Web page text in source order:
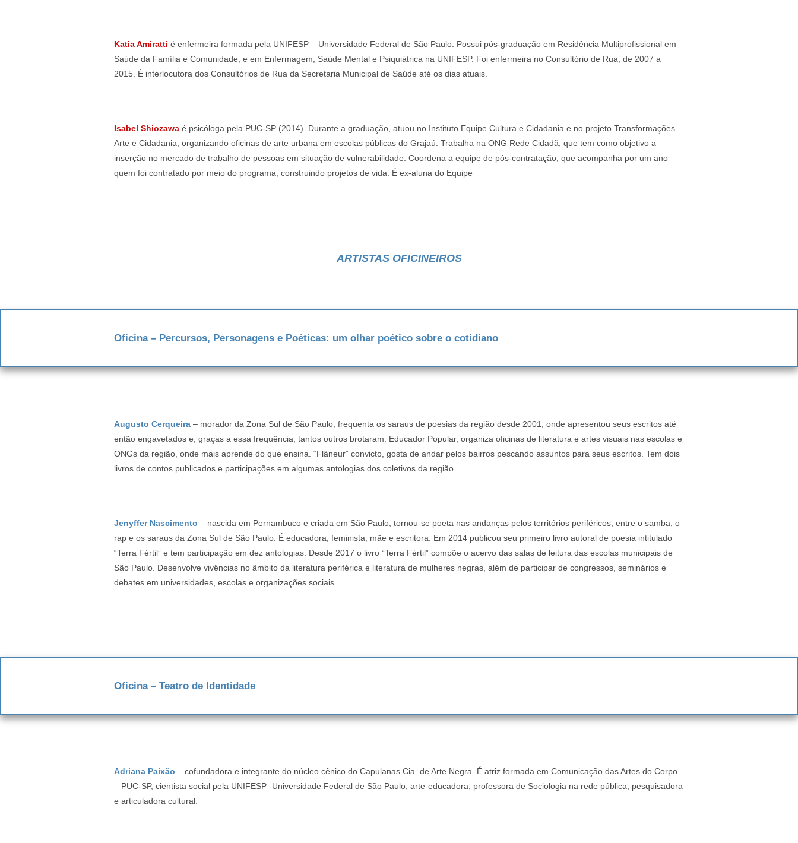
Katia Amiratti é enfermeira formada pela UNIFESP – Universidade Federal de São Paulo. Possui pós-graduação em Residência Multiprofissional em
Saúde da Família e Comunidade, e em Enfermagem, Saúde Mental e Psiquiátrica na UNIFESP. Foi enfermeira no Consultório de Rua, de 2007 a
2015. É interlocutora dos Consultórios de Rua da Secretaria Municipal de Saúde até os dias atuais.
Isabel Shiozawa é psicóloga pela PUC-SP (2014). Durante a graduação, atuou no Instituto Equipe Cultura e Cidadania e no projeto Transformações
Arte e Cidadania, organizando oficinas de arte urbana em escolas públicas do Grajaú. Trabalha na ONG Rede Cidadã, que tem como objetivo a
inserção no mercado de trabalho de pessoas em situação de vulnerabilidade. Coordena a equipe de pós-contratação, que acompanha por um ano
quem foi contratado por meio do programa, construindo projetos de vida. É ex-aluna do Equipe
ARTISTAS OFICINEIROS
Oficina – Percursos, Personagens e Poéticas: um olhar poético sobre o cotidiano
Augusto Cerqueira – morador da Zona Sul de São Paulo, frequenta os saraus de poesias da região desde 2001, onde apresentou seus escritos até
então engavetados e, graças a essa frequência, tantos outros brotaram. Educador Popular, organiza oficinas de literatura e artes visuais nas escolas e
ONGs da região, onde mais aprende do que ensina. “Flâneur” convicto, gosta de andar pelos bairros pescando assuntos para seus escritos. Tem dois
livros de contos publicados e participações em algumas antologias dos coletivos da região.
Jenyffer Nascimento – nascida em Pernambuco e criada em São Paulo, tornou-se poeta nas andanças pelos territórios periféricos, entre o samba, o
rap e os saraus da Zona Sul de São Paulo. É educadora, feminista, mãe e escritora. Em 2014 publicou seu primeiro livro autoral de poesia intitulado
“Terra Fértil” e tem participação em dez antologias. Desde 2017 o livro “Terra Fértil” compõe o acervo das salas de leitura das escolas municipais de
São Paulo. Desenvolve vivências no âmbito da literatura periférica e literatura de mulheres negras, além de participar de congressos, seminários e
debates em universidades, escolas e organizações sociais.
Oficina – Teatro de Identidade
Adriana Paixão – cofundadora e integrante do núcleo cênico do Capulanas Cia. de Arte Negra. É atriz formada em Comunicação das Artes do Corpo
– PUC-SP, cientista social pela UNIFESP -Universidade Federal de São Paulo, arte-educadora, professora de Sociologia na rede pública, pesquisadora
e articuladora cultural.